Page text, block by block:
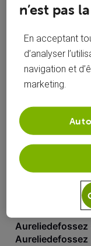
A lundi 22
Retirer
Bonjour, voilà j ai
cadeau tv à la
je peux changer
payer un
Aureliedefossez
Aureliedefossez
n’est pas
En acceptant
d’analyser
navigation et
marketing.